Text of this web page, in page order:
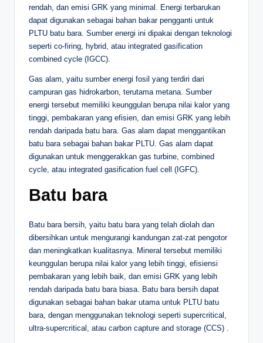
rendah, dan emisi GRK yang minimal. Energi terbarukan
dapat digunakan sebagai bahan bakar pengganti untuk
PLTU batu bara. Sumber energi ini dipakai dengan teknologi
seperti co-firing, hybrid, atau integrated gasification
combined cycle (IGCC).
Gas alam, yaitu sumber energi fosil yang terdiri dari
campuran gas hidrokarbon, terutama metana. Sumber
energi tersebut memiliki keunggulan berupa nilai kalor yang
tinggi, pembakaran yang efisien, dan emisi GRK yang lebih
rendah daripada batu bara. Gas alam dapat menggantikan
batu bara sebagai bahan bakar PLTU. Gas alam dapat
digunakan untuk menggerakkan gas turbine, combined
cycle, atau integrated gasification fuel cell (IGFC).
Batu bara
Batu bara bersih, yaitu batu bara yang telah diolah dan
dibersihkan untuk mengurangi kandungan zat-zat pengotor
dan meningkatkan kualitasnya. Mineral tersebut memiliki
keunggulan berupa nilai kalor yang lebih tinggi, efisiensi
pembakaran yang lebih baik, dan emisi GRK yang lebih
rendah daripada batu bara biasa. Batu bara bersih dapat
digunakan sebagai bahan bakar utama untuk PLTU batu
bara, dengan menggunakan teknologi seperti supercritical,
ultra-supercritical, atau carbon capture and storage (CCS) .